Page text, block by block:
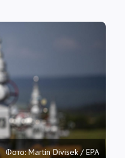
Фото: Martin Divisek / EPA